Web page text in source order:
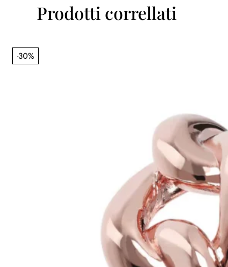
Prodotti correllati
-30%